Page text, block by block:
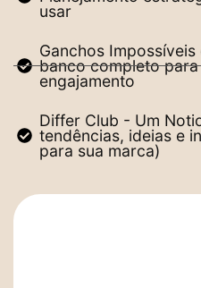
usar
Ganchos
banco completo
engajamento
Differ Club - Um
tendências, ideias e
para sua marca)